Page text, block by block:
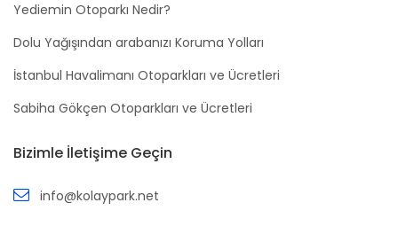
Yediemin Otoparkı Nedir?
Dolu Yağışından arabanızı Koruma Yolları
İstanbul Havalimanı Otoparkları ve Ücretleri
Sabiha Gökçen Otoparkları ve Ücretleri
Bizimle İletişime Geçin
info@kolaypark.net